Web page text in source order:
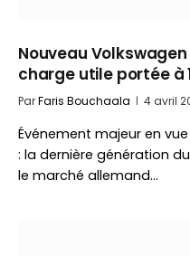
Nouveau
charge utile portée à
ParFaris Bouchaala 4 avril
Événement majeur en
: la dernière génération
le marché allemand…